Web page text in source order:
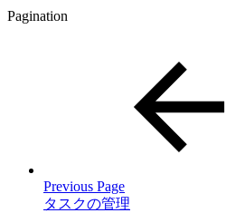
Pagination
Previous Page
タスクの管理